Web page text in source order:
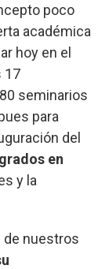
poco
académica
hoy en el
17
seminarios
para
del
en
y la
de nuestros